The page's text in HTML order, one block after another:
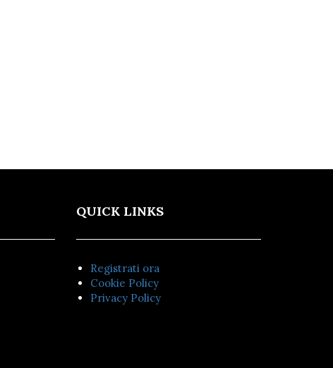
QUICK LINKS
Registrati ora
Cookie Policy
Privacy Policy